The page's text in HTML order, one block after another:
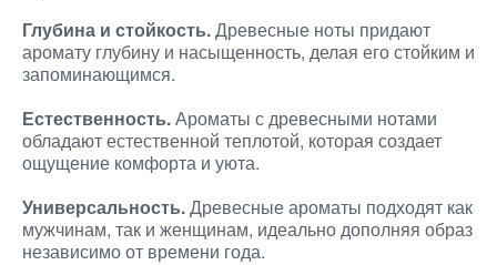
Глубина и стойкость.Древесные ноты придают
аромату глубину и насыщенность, делая его стойким и
запоминающимся.
Естественность.Ароматы с древесными нотами
обладают естественной теплотой, которая создает
ощущение комфорта и уюта.
Универсальность.Древесные ароматы подходят как
мужчинам, так и женщинам, идеально дополняя образ
независимо от времени года.